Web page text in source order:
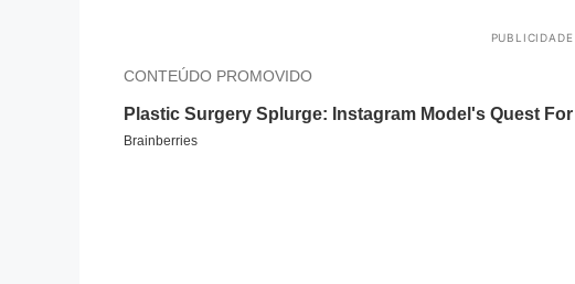
PUBLICIDADE